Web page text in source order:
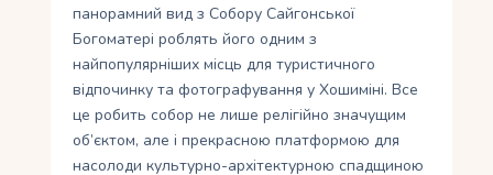
панорамний вид з Собору Сайгонської
Богоматері роблять його одним з
найпопулярніших місць для туристичного
відпочинку та фотографування у Хошиміні. Все
це робить собор не лише релігійно значущим
об’єктом, але і прекрасною платформою для
насолоди культурно-архітектурною спадщиною